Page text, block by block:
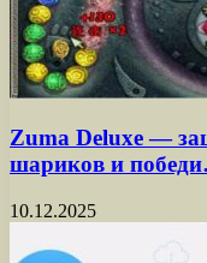
Zuma Deluxe —
шариков и
10.12.2025